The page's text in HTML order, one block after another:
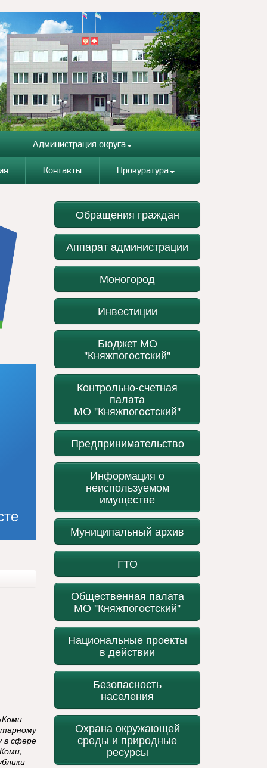
Администрация округа
Контакты Прокуратура
в сфере
Обращения граждан
Аппарат администрации
Моногород
Инвестиции
Бюджет МО
"Княжпогостский"
Контрольно-счетная
палата
МО "Княжпогостский"
Предпринимательство
Информация о
неиспользуемом
имуществе
Муниципальный архив
ГТО
Общественная палата
МО "Княжпогостский"
Национальные проекты
в действии
Безопасность
населения
Охрана окружающей
среды и природные
ресурсы